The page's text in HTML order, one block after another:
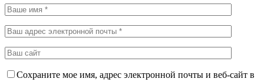
Сохраните мое имя, адрес электронной почты и веб-сайт в